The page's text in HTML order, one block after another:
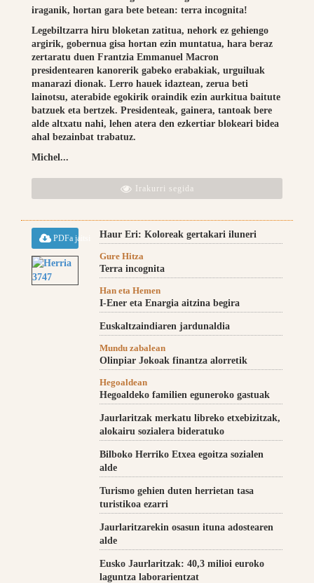
iraganik, hortan gara bete betean: terra incognita!
Legebiltzarra hiru bloketan zatitua, nehork ez gehiengo
argirik, gobernua gisa hortan ezin muntatua, hara beraz
zertaratu duen Frantzia Emmanuel Macron
presidentearen kanorerik gabeko erabakiak, urguiluak
manarazi dionak. Lerro hauek idaztean, zerua beti
lainotsu, aterabide egokirik oraindik ezin aurkitua baitute
batzuek eta bertzek. Presidenteak, gainera, tantoak bere
alde altxatu nahi, lehen atera den ezkertiar blokeari bidea
ahal bezainbat trabatuz.
Michel...
Irakurri segida
PDFa jaitsi Haur Eri: Koloreak gertakari iluneri
Gure Hitza
Terra incognita
Han eta Hemen
I-Ener eta Enargia aitzina begira
Euskaltzaindiaren jardunaldia
Mundu zabalean
Olinpiar Jokoak finantza alorretik
Hegoaldean
Hegoaldeko familien eguneroko gastuak
Jaurlaritzak merkatu libreko etxebizitzak,
alokairu sozialera bideratuko
Bilboko Herriko Etxea egoitza sozialen
alde
Turismo gehien duten herrietan tasa
turistikoa ezarri
Jaurlaritzarekin osasun ituna adostearen
alde
Eusko Jaurlaritzak: 40,3 milioi euroko
laguntza laborarientzat